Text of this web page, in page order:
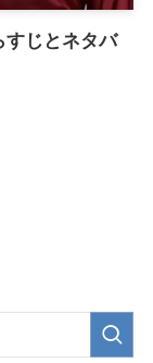
すじとネタバ